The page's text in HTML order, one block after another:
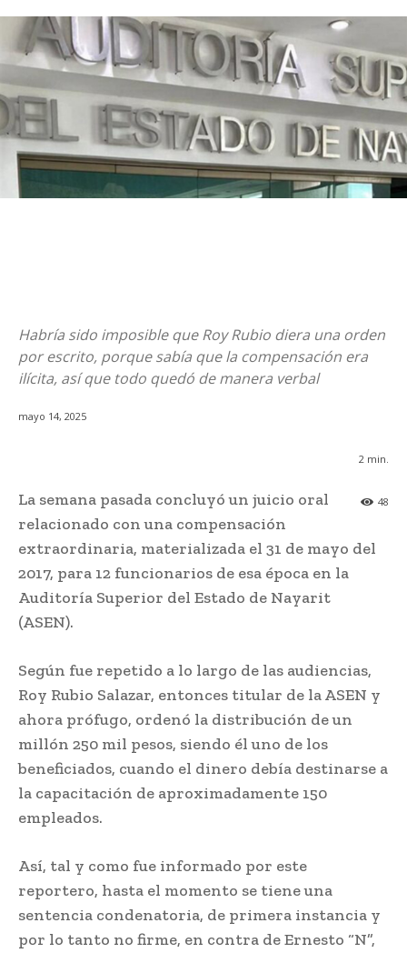
Habría sido imposible que Roy Rubio diera una orden
por escrito, porque sabía que la compensación era
ilícita, así que todo quedó de manera verbal
mayo 14, 2025
2 min.
48
La semana pasada concluyó un juicio oral
relacionado con una compensación
extraordinaria, materializada el 31 de mayo del
2017, para 12 funcionarios de esa época en la
Auditoría Superior del Estado de Nayarit
(ASEN).
Según fue repetido a lo largo de las audiencias,
Roy Rubio Salazar, entonces titular de la ASEN y
ahora prófugo, ordenó la distribución de un
millón 250 mil pesos, siendo él uno de los
beneficiados, cuando el dinero debía destinarse a
la capacitación de aproximadamente 150
empleados.
Así, tal y como fue informado por este
reportero, hasta el momento se tiene una
sentencia condenatoria, de primera instancia y
por lo tanto no firme, en contra de Ernesto “N”,